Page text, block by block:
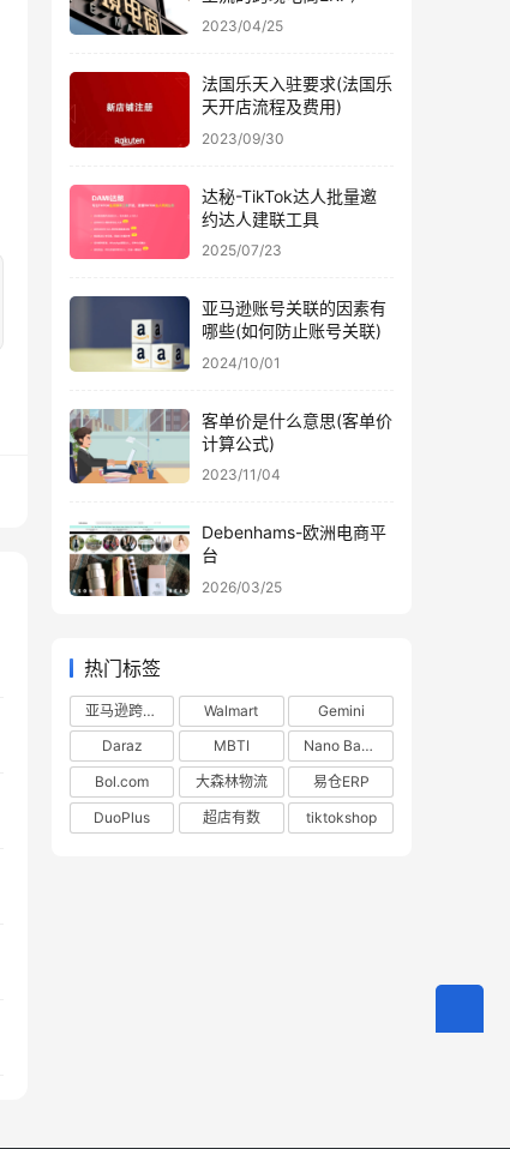
2023/04/25
法国乐天入驻要求(法国乐
天开店流程及费用)
2023/09/30
达秘-TikTok达人批量邀
约达人建联工具
2025/07/23
亚马逊账号关联的因素有
哪些(如何防止账号关联)
2024/10/01
客单价是什么意思(客单价
计算公式)
2023/11/04
Debenhams-欧洲电商平
台
2026/03/25
热门标签
亚马逊跨境电商 Walmart
Gemini
Daraz
MBTI
Nano Banana
Bol.com
大森林物流
易仓ERP
DuoPlus
超店有数 tiktokshop